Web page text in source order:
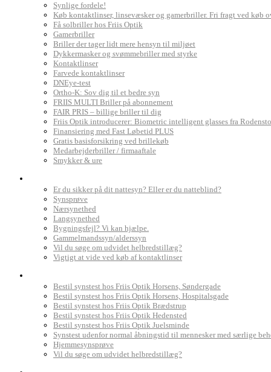
Synlige fordele!
Køb kontaktlinser, linsevæsker og gamerbriller. Fri fragt ved køb
Få solbriller hos Friis Optik
Gamerbriller
Briller der tager lidt mere hensyn til miljøet
Dykkermasker og svømmebriller med styrke
Kontaktlinser
Farvede kontaktlinser
DNEye-test
Ortho-K: Sov dig til et bedre syn
FRIIS MULTI Briller på abonnement
FAIR PRIS – billige briller til dig
Friis Optik introducerer: Biometric intelligent glasses fra
Finansiering med Fast Løbetid PLUS
Gratis basisforsikring ved brillekøb
Medarbejderbriller / firmaaftale
Smykker & ure
Er du sikker på dit nattesyn? Eller er du natteblind?
Synsprøve
Nærsynethed
Langsynethed
Bygningsfejl? Vi kan hjælpe.
Gammelmandssyn/alderssyn
Vil du søge om udvidet helbredstillæg?
Vigtigt at vide ved køb af kontaktlinser
Bestil synstest hos Friis Optik Horsens, Søndergade
Bestil synstest hos Friis Optik Horsens, Hospitalsgade
Bestil synstest hos Friis Optik Brædstrup
Bestil synstest hos Friis Optik Hedensted
Bestil synstest hos Friis Optik Juelsminde
Synstest udenfor normal åbningstid til mennesker med særlige
Hjemmesynsprøve
Vil du søge om udvidet helbredstillæg?